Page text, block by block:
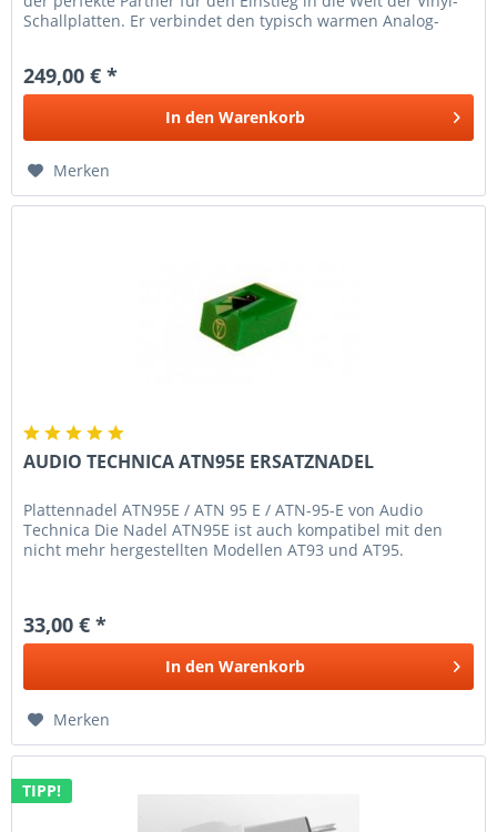
Schallplatten. Er verbindet den typisch warmen Analog-
249,00 € *
In den Warenkorb
Merken
AUDIO TECHNICA ATN95E ERSATZNADEL
Plattennadel ATN95E / ATN 95 E / ATN-95-E von Audio
Technica Die Nadel ATN95E ist auch kompatibel mit den
nicht mehr hergestellten Modellen AT93 und AT95.
33,00 € *
In den Warenkorb
Merken
TIPP!